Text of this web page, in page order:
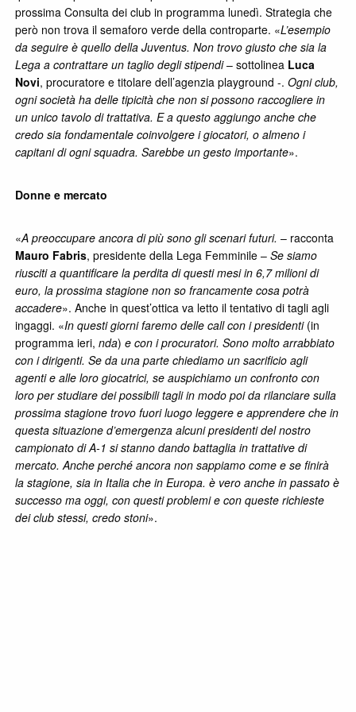
prossima Consulta dei club in programma lunedì. Strategia che
però non trova il semaforo verde della controparte. «L’esempio
da seguire è quello della Juventus. Non trovo giusto che sia la
Lega a contrattare un taglio degli stipendi– sottolinea Luca
Novi, procuratore e titolare dell’agenzia playground -.Ogni club,
ogni società ha delle tipicità che non si possono raccogliere in
un unico tavolo di trattativa. E a questo aggiungo anche che
credo sia fondamentale coinvolgere i giocatori, o almeno i
capitani di ogni squadra. Sarebbe un gesto importante».
Donne e mercato
«A preoccupare ancora di più sono gli scenari futuri.– racconta
Mauro Fabris, presidente della Lega Femminile – Se siamo
riusciti a quantificare la perdita di questi mesi in 6,7 milioni di
euro, la prossima stagione non so francamente cosa potrà
accadere». Anche in quest’ottica va letto il tentativo di tagli agli
ingaggi. «In questi giorni faremo delle call con i presidenti(in
programma ieri,nda)e con i procuratori. Sono molto arrabbiato
con i dirigenti. Se da una parte chiediamo un sacrificio agli
agenti e alle loro giocatrici, se auspichiamo un confronto con
loro per studiare dei possibili tagli in modo poi da rilanciare sulla
prossima stagione trovo fuori luogo leggere e apprendere che in
questa situazione d’emergenza alcuni presidenti del nostro
campionato di A-1 si stanno dando battaglia in trattative di
mercato. Anche perché ancora non sappiamo come e se finirà
la stagione, sia in Italia che in Europa. è vero anche in passato è
successo ma oggi, con questi problemi e con queste richieste
dei club stessi, credo stoni».